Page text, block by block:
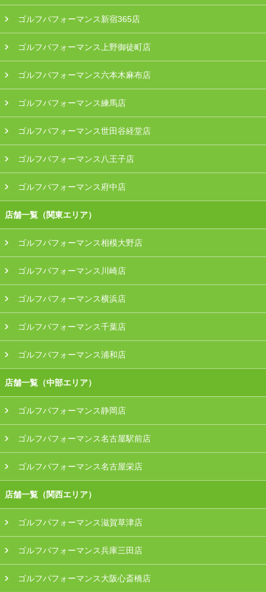
ゴルフパフォーマンス新宿365店
ゴルフパフォーマンス上野御徒町店
ゴルフパフォーマンス六本木麻布店
ゴルフパフォーマンス練馬店
ゴルフパフォーマンス世田谷経堂店
ゴルフパフォーマンス八王子店
ゴルフパフォーマンス府中店
店舗一覧（関東エリア）
ゴルフパフォーマンス相模大野店
ゴルフパフォーマンス川崎店
ゴルフパフォーマンス横浜店
ゴルフパフォーマンス千葉店
ゴルフパフォーマンス浦和店
店舗一覧（中部エリア）
ゴルフパフォーマンス静岡店
ゴルフパフォーマンス名古屋駅前店
ゴルフパフォーマンス名古屋栄店
店舗一覧（関西エリア）
ゴルフパフォーマンス滋賀草津店
ゴルフパフォーマンス兵庫三田店
ゴルフパフォーマンス大阪心斎橋店